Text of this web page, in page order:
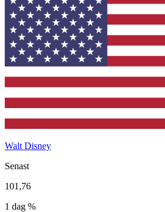
Walt Disney
Senast
101,76
1 dag %